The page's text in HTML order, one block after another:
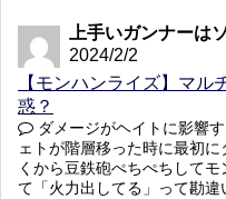
上手いガンナーは
2024/2/2
【モンハンライズ】マ
惑？
ダメージがヘイトに影響
ェトが階層移った時に最初
くから豆鉄砲ぺちぺちして
て「火力出してる」って勘違